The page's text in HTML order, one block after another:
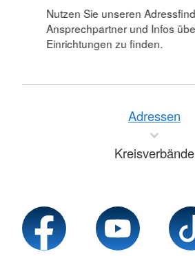
Nutzen Sie unseren
Ansprechpartner und Infos
Einrichtungen zu finden.
Adressen
Kreisverbände